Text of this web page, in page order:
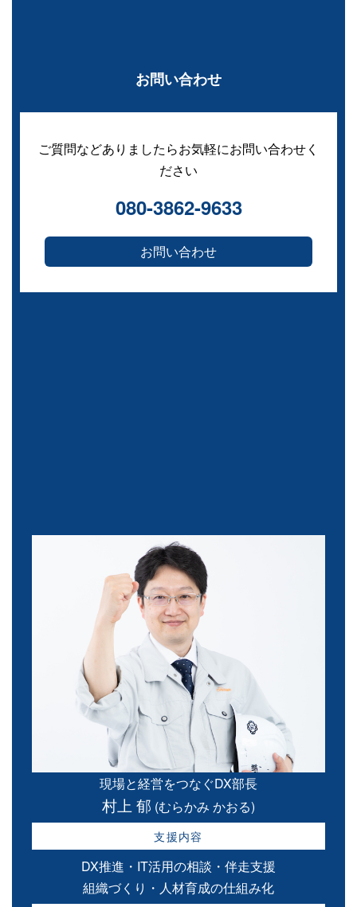
お問い合わせ
ご質問などありましたらお気軽にお問い合わせく
ださい
080-3862-9633
お問い合わせ
現場と経営をつなぐDX部長
村上 郁 (むらかみ かおる)
支援内容
DX推進・IT活用の相談・伴走支援
組織づくり・人材育成の仕組み化